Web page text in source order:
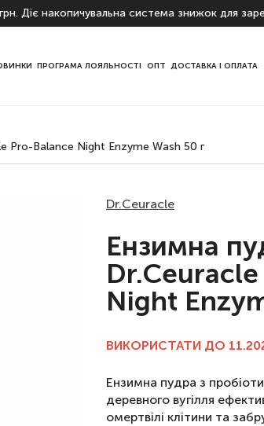
Діє накопичувальна система знижок для
ПРОГРАМА ЛОЯЛЬНОСТІ ОПТ ДОСТАВКА І ОПЛАТА
Pro-Balance Night Enzyme Wash 50 г
Dr.Ceuracle
Ензимна
Night
ВИКОРИСТАТИ ДО
Ензимна пудра з
деревного вугілля
омертвілі клітини та